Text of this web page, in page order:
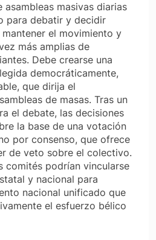
asambleas masivas diarias
para debatir y decidir
el movimiento y
más amplias de
Debe crearse una
democráticamente,
que dirija el
de masas. Tras un
el debate, las decisiones
la base de una votación
por consenso, que ofrece
de veto sobre el colectivo.
comités podrían vincularse
y nacional para
nacional unificado que
el esfuerzo bélico